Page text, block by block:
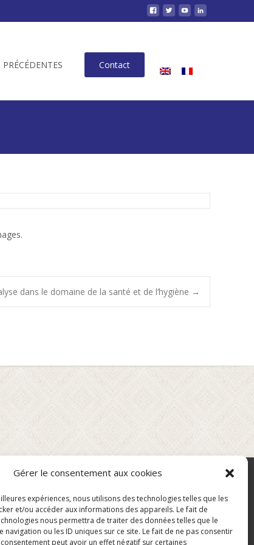
Gérer le consentement aux cookies
expériences, nous utilisons des technologies telles que les
et/ou accéder aux informations des appareils. Le fait de
nous permettra de traiter des données telles que le
navigation ou les ID uniques sur ce site. Le fait de ne pas consentir
peut avoir un effet négatif sur certaines
Contact
dans le domaine de la santé et de l’hygiène →